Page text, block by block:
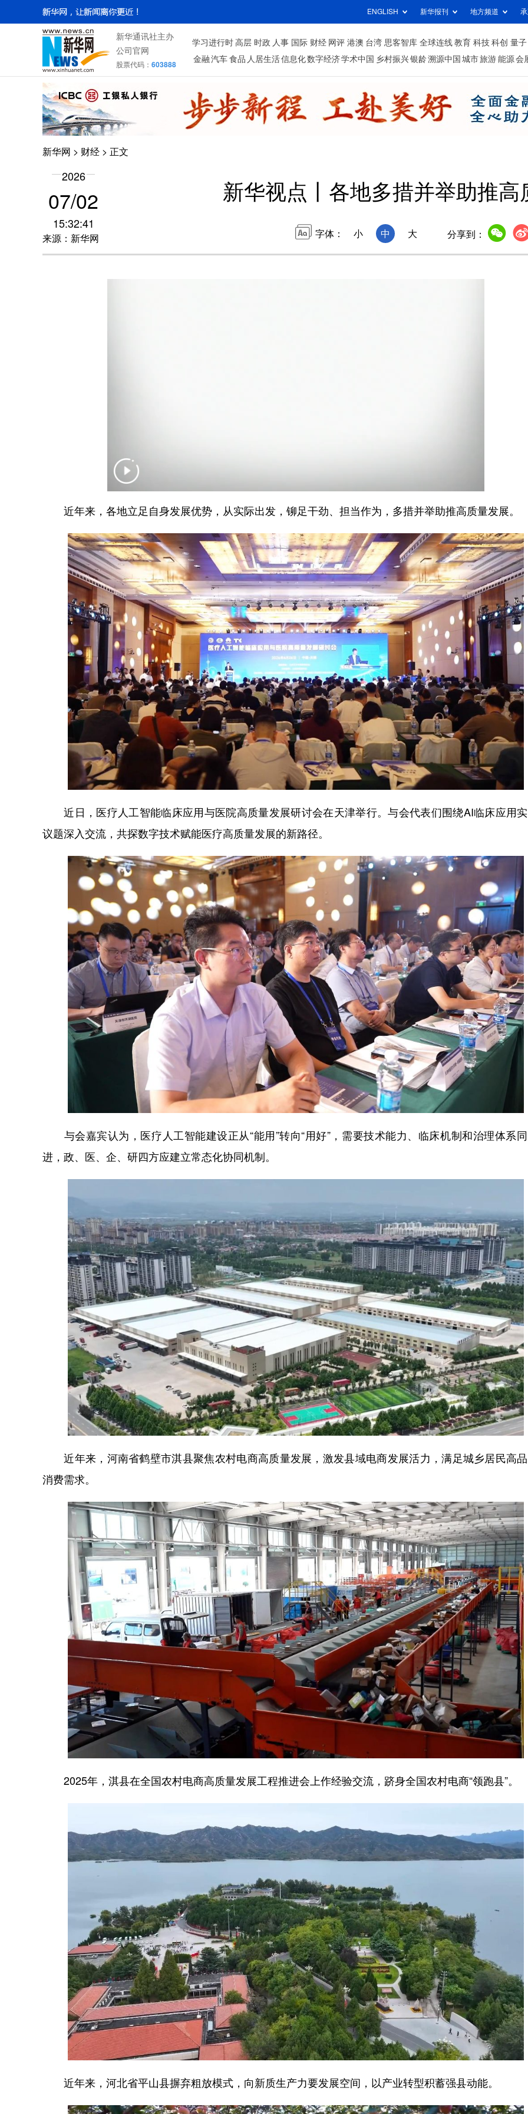
ENGLISH 新华报刊 地方频道
新华通讯社主办
公司官网
股票代码： 603888
学习进行时 高层 时政 人事 国际 财经 网评 港澳 台湾 思客智库 全球连线 教育 科技 科创 量子
金融 汽车 食品 人居生活信息化数字经济学术中国 乡村振兴银龄溯源中国 城市旅游 能源 会
新华网 > 财经 > 正文
2026
07/02
15:32:41
来源：新华网
新华视点丨各地多措并举助推高
字体： 小 中 大 分享到：
近年来，各地立足自身发展优势，从实际出发，铆足干劲、担当作为，多措并举助推高质量发展。
近日，医疗人工智能临床应用与医院高质量发展研讨会在天津举行。与会代表们围绕AI临床应用
议题深入交流，共探数字技术赋能医疗高质量发展的新路径。
与会嘉宾认为，医疗人工智能建设正从“能用”转向“用好”，需要技术能力、临床机制和治理体系
进，政、医、企、研四方应建立常态化协同机制。
近年来，河南省鹤壁市淇县聚焦农村电商高质量发展，激发县域电商发展活力，满足城乡居民高
消费需求。
2025年，淇县在全国农村电商高质量发展工程推进会上作经验交流，跻身全国农村电商“领跑县”。
近年来，河北省平山县摒弃粗放模式，向新质生产力要发展空间，以产业转型积蓄强县动能。